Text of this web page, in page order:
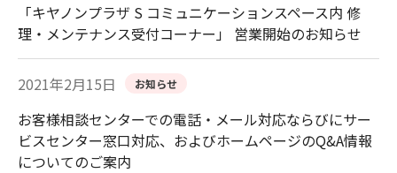
「キヤノンプラザ S コミュニケーションスペース内 修
理・メンテナンス受付コーナー」 営業開始のお知らせ
2021年2月15日 お知らせ
お客様相談センターでの電話・メール対応ならびにサー
ビスセンター窓口対応、およびホームページのQ&A情報
についてのご案内